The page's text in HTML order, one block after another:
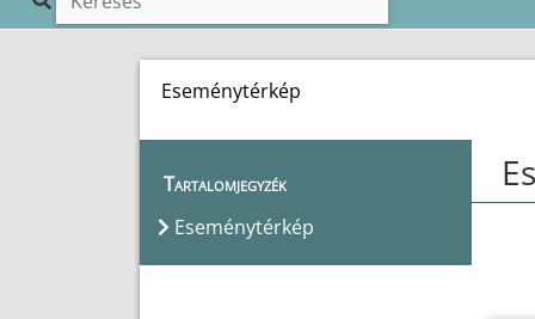
Eseménytérkép
Tartalomjegyzék
Eseménytérkép